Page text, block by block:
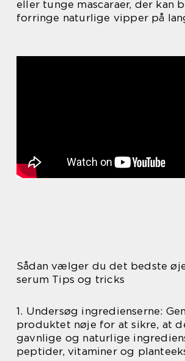
eller tunge mascaraer, der kan
forringe naturlige vipper på
Sådan vælger du det bedste
serum Tips og tricks
1. Undersøg ingredienserne:
produktet nøje for at sikre, at
gavnlige og naturlige
peptider, vitaminer og